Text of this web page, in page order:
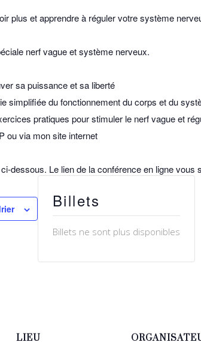
plus et apprendre à réguler votre système
nerf vague et système nerveux.
sa puissance et sa liberté
simplifiée du fonctionnement du corps et du
pratiques pour stimuler le nerf vague et
ou via mon site internet
dessous. Le lien de la conférence en ligne vous
LIEU
Billets
Billets ne sont plus disponibles